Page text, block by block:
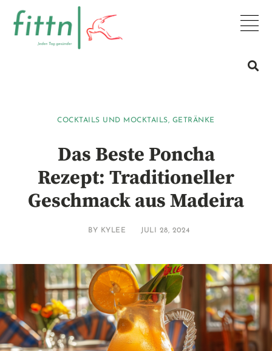
COCKTAILS UND MOCKTAILS, GETRÄNKE
Das Beste Poncha
Rezept: Traditioneller
Geschmack aus Madeira
BY KYLEE JULI 28, 2024